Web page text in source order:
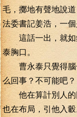
毛，擲地有聲地說
法委書記姜浩，一
這話一出，就如
泰胸口。
曹永泰只覺得腦
么回事？不可能吧？
他在算計別人的
也在布局，引他入轂